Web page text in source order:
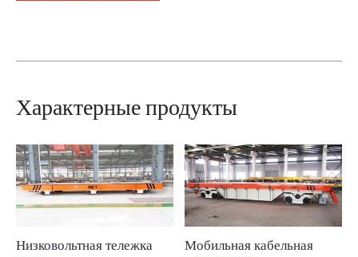
Характерные продукты
Низковольтная тележка Мобильная кабельная